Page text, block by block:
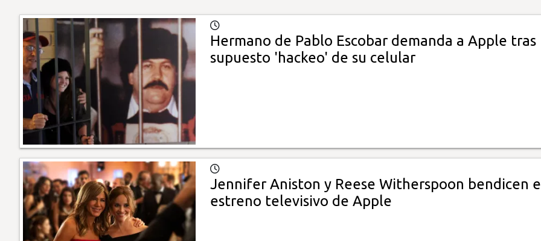
Hermano de Pablo Escobar demanda a Apple tras
supuesto 'hackeo' de su celular
Jennifer Aniston y Reese Witherspoon bendicen
estreno televisivo de Apple